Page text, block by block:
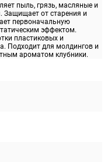
пыль, грязь, масляные и
Защищает от старения и
первоначальную
эффектом.
пластиковых и
Подходит для молдингов и
ароматом клубники.